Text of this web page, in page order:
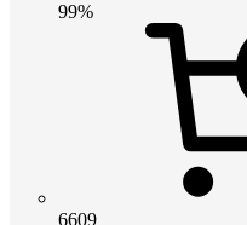
99%
6609